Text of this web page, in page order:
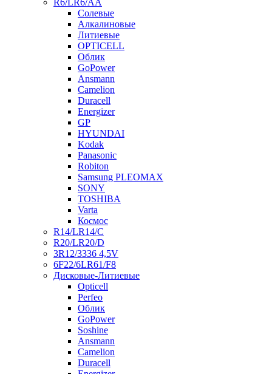
R6/LR6/AA
Солевые
Алкалиновые
Литиевые
OPTICELL
Облик
GoPower
Ansmann
Camelion
Duracell
Energizer
GP
HYUNDAI
Kodak
Panasonic
Robiton
Samsung PLEOMAX
SONY
TOSHIBA
Varta
Космос
R14/LR14/C
R20/LR20/D
3R12/3336 4,5V
6F22/6LR61/F8
Дисковые-Литиевые
Opticell
Perfeo
Облик
GoPower
Soshine
Ansmann
Camelion
Duracell